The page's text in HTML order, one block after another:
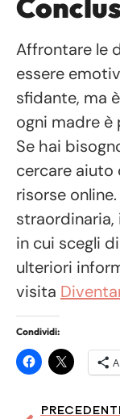
Affrontare le
essere
sfidante, ma
ogni madre
Se hai
cercare aiuto
risorse
in cui scegli
ulteriori
visita
Condividi: